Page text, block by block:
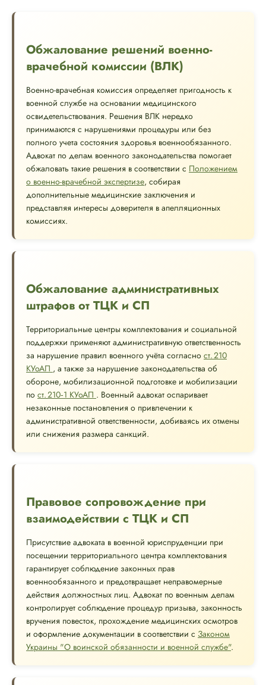
Обжалование решений военно-
врачебной комиссии (ВЛК)
Военно-врачебная комиссия определяет пригодность к
военной службе на основании медицинского
освидетельствования. Решения ВЛК нередко
принимаются с нарушениями процедуры или без
полного учета состояния здоровья военнообязанного.
Адвокат по делам военного законодательства помогает
обжаловать такие решения в соответствии с Положением
о военно-врачебной экспертизе, собирая
дополнительные медицинские заключения и
представляя интересы доверителя в апелляционных
комиссиях.
Обжалование административных
штрафов от ТЦК и СП
Территориальные центры комплектования и социальной
поддержки применяют административную ответственность
за нарушение правил военного учёта согласно ст. 210
КУоАП , а также за нарушение законодательства об
обороне, мобилизационной подготовке и мобилизации
по ст. 210‑1 КУоАП . Военный адвокат оспаривает
незаконные постановления о привлечении к
административной ответственности, добиваясь их отмены
или снижения размера санкций.
Правовое сопровождение при
взаимодействии с ТЦК и СП
Присутствие адвоката в военной юриспруденции при
посещении территориального центра комплектования
гарантирует соблюдение законных прав
военнообязанного и предотвращает неправомерные
действия должностных лиц. Адвокат по военным делам
контролирует соблюдение процедур призыва, законность
вручения повесток, прохождение медицинских осмотров
и оформление документации в соответствии с Законом
Украины "О воинской обязанности и военной службе".